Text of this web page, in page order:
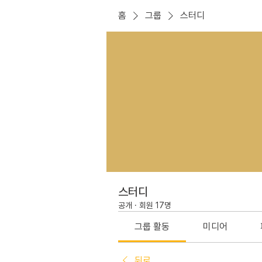
홈 그룹 스터디
스터디
공개 · 회원 17명
그룹 활동 미디어